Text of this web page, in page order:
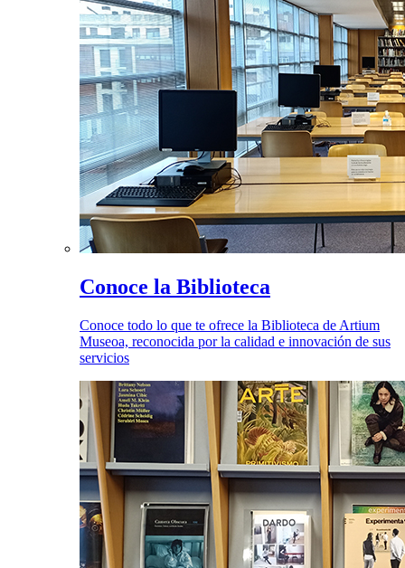
Conoce la Biblioteca
Conoce todo lo que te ofrece la Biblioteca de Artium
Museoa, reconocida por la calidad e innovación de sus
servicios